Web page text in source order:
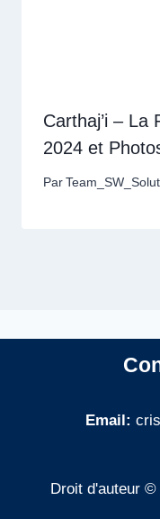
Carthaj’i – La
2024 et
Par
Email:
Droit d'auteur ©